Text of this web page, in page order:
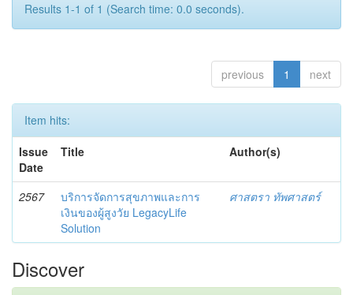
Results 1-1 of 1 (Search time: 0.0 seconds).
previous 1 next
Item hits:
Issue
Date
Title Author(s)
2567
บริการจัดการสุขภาพและการ
เงินของผู้สูงวัย LegacyLife
Solution
ศาสตรา ทัพศาสตร์
Discover